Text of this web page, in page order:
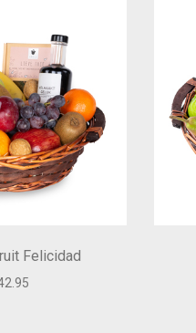
Felicidad